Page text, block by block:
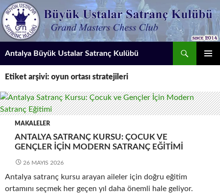
İçeriğe
atla
Antalya Büyük Ustalar Satranç Kulübü
Etiket arşivi: oyun ortası stratejileri
MAKALELER
ANTALYA SATRANÇ KURSU: ÇOCUK VE
GENÇLER İÇIN MODERN SATRANÇ EĞITIMI
26 MAYIS 2026
Antalya satranç kursu arayan aileler için doğru eğitim
ortamını seçmek her geçen yıl daha önemli hale geliyor.